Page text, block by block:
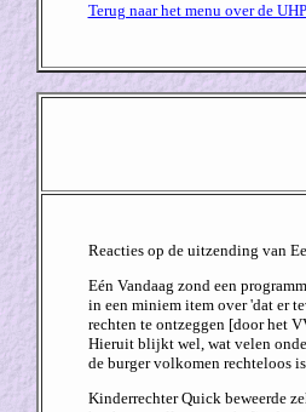
Terug naar het menu over de
Reacties op de uitzending van
Eén Vandaag zond een
in een miniem item over 'dat er
rechten te ontzeggen [door het
Hieruit blijkt wel, wat velen
de burger volkomen rechteloos
Kinderrechter Quick beweerde